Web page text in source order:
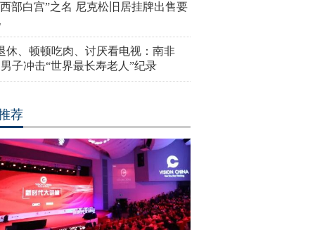
部白宫”之名 尼克松旧居挂牌出售要
休、顿顿吃肉、讨厌看电视：南非
子冲击“世界最长寿老人”纪录
荐